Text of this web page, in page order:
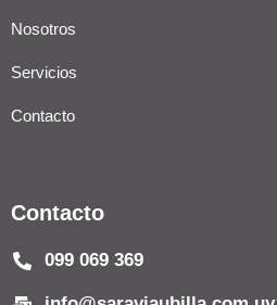
Nosotros
Servicios
Contacto
Contacto
099 069 369